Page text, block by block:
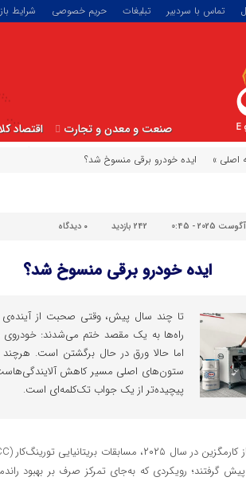
تماس با سردبیر تبلیغات حریم خصوصی شرایط
صنعت و معدن و تجارت اقتصاد
اصلی » ایده خودرو برقی منسوخ شد؟
242 بازدید ۰ دیدگاه
ایده خودرو برقی منسوخ شد؟
تا چند سال پیش، وقتی صحبت از
راه‌ها به یک مقصد ختم می‌شدند: خودروی
اما حالا ورق در حال برگشتن است. هرچند
ستون‌های اصلی مسیر کاهش
پیچیده‌تر از یک جواب تک‌کلمه‌ای است.
گرفتند؛ رویکردی که به‌جای تمرکز صرف بر بهبود